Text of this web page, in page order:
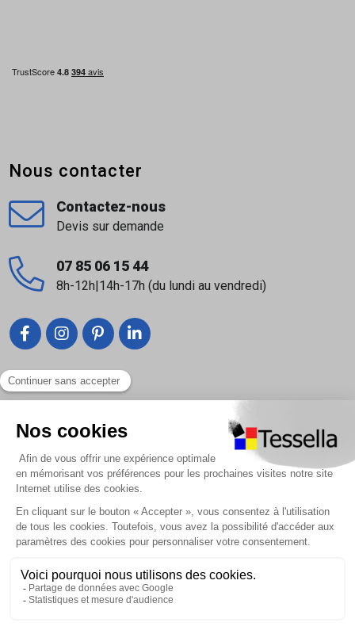
Liens utiles
Nous contacter
À propos
Paiement sécurisé
Livraison | Retour client
Nos tutos
Connexion / Inscription
Nous contacter
Contactez-nous
Devis sur demande
07 85 06 15 44
8h-12h|14h-17h (du lundi au vendredi)